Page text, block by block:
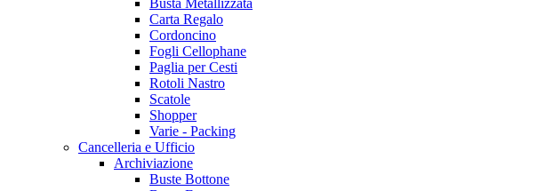
Busta Metallizzata
Carta Regalo
Cordoncino
Fogli Cellophane
Paglia per Cesti
Rotoli Nastro
Scatole
Shopper
Varie - Packing
Cancelleria e Ufficio
Archiviazione
Buste Bottone